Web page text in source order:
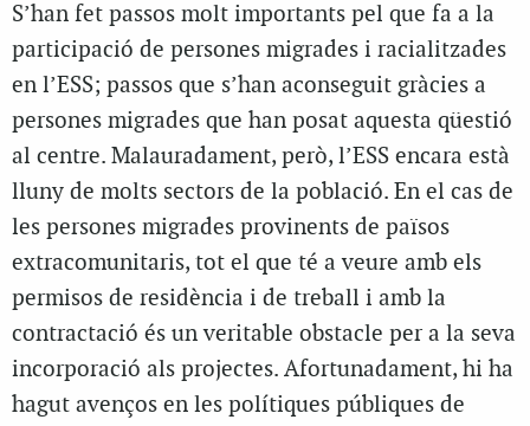
S’han fet passos molt importants pel que fa a la
participació de persones migrades i racialitzades
en l’ESS; passos que s’han aconseguit gràcies a
persones migrades que han posat aquesta qüestió
al centre. Malauradament, però, l’ESS encara està
lluny de molts sectors de la població. En el cas de
les persones migrades provinents de països
extracomunitaris, tot el que té a veure amb els
permisos de residència i de treball i amb la
contractació és un veritable obstacle per a la seva
incorporació als projectes. Afortunadament, hi ha
hagut avenços en les polítiques públiques de